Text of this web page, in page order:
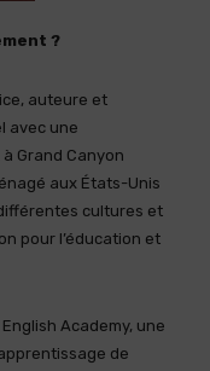
?
auteure et
avec une
Grand Canyon
aux États-Unis
cultures et
pour l’éducation et
Academy, une
de